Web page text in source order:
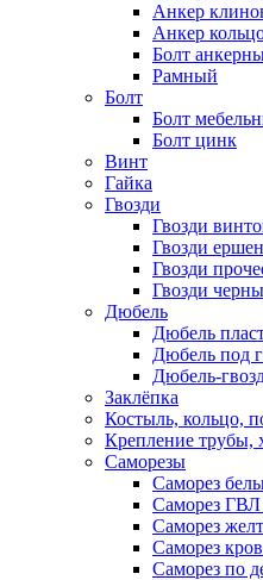
Анкер
Анкер
Болт
Рамный
Болт
Болт
Болт цинк
Винт
Гайка
Гвозди
Гвозди
Гвозди
Гвозди
Гвозди
Дюбель
Дюбель
Дюбель под
Дюбель-
Заклёпка
Костыль, кольцо,
Крепление трубы,
Саморезы
Саморез
Саморез
Саморез
Саморез
Саморез по